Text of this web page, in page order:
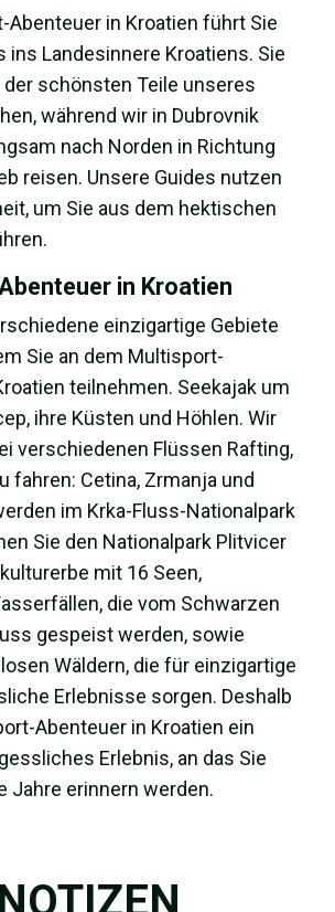
Abenteuer in Kroatien führt Sie
ins Landesinnere Kroatiens. Sie
schönsten Teile unseres
während wir in Dubrovnik
nach Norden in Richtung
reisen. Unsere Guides nutzen
um Sie aus dem hektischen
in Kroatien
einzigartige Gebiete
Sie an dem Multisport-
teilnehmen. Seekajak um
ihre Küsten und Höhlen. Wir
verschiedenen Flüssen Rafting,
fahren: Cetina, Zrmanja und
im Krka-Fluss-Nationalpark
Sie den Nationalpark Plitvicer
mit 16 Seen,
die vom Schwarzen
gespeist werden, sowie
Wäldern, die für einzigartige
Erlebnisse sorgen. Deshalb
Abenteuer in Kroatien ein
Erlebnis, an das Sie
Jahre erinnern werden.